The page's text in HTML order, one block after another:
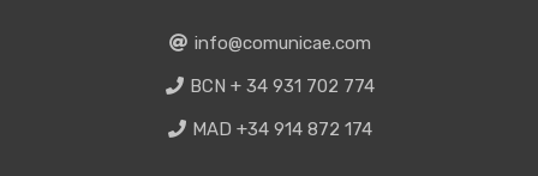
info@comunicae.com
BCN + 34 931 702 774
MAD +34 914 872 174